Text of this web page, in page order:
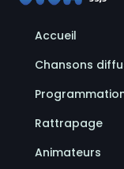
Accueil
Chansons
Rattrapage
Animateurs